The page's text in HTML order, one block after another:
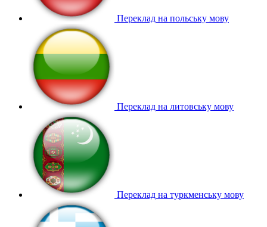
Переклад на польську мову
Переклад на литовську мову
Переклад на туркменську мову